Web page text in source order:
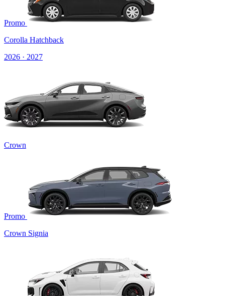
Promo
Corolla Hatchback
2026 · 2027
Crown
Promo
Crown Signia